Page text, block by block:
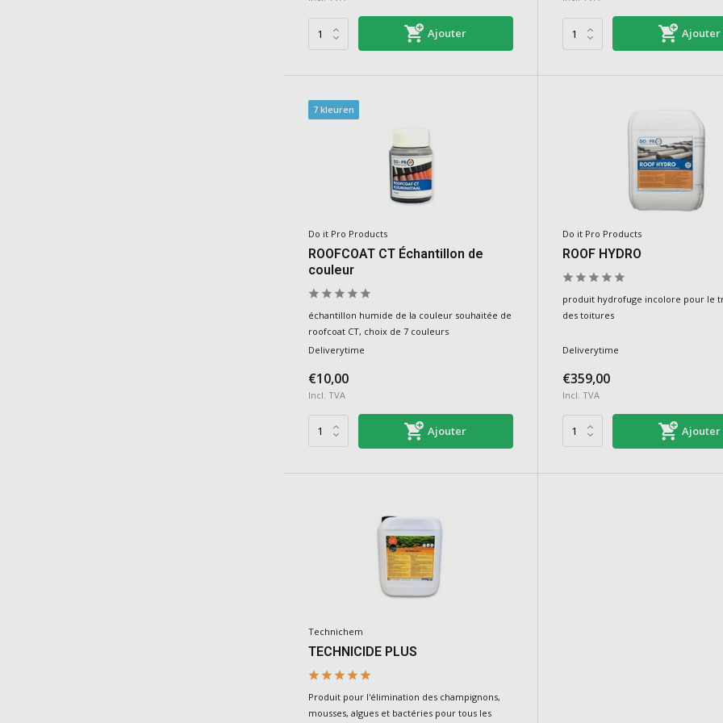
Ajouter Ajouter
7 kleuren
Do it Pro Products
ROOFCOAT CT Échantillon de
couleur
échantillon humide de la couleur souhaitée de
roofcoat CT, choix de 7 couleurs
Deliverytime
€10,00
Incl. TVA
Ajouter
Do it Pro Products
ROOF HYDRO
produit hydrofuge incolore pour le
des toitures
Deliverytime
€359,00
Incl. TVA
Ajouter
Technichem
TECHNICIDE PLUS
Produit pour l'élimination des champignons,
mousses, algues et bactéries pour tous les